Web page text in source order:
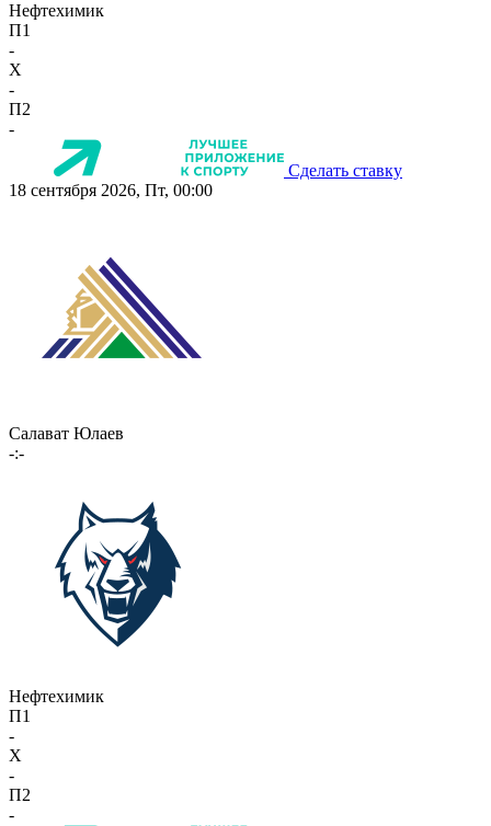
Нефтехимик
П1
-
X
-
П2
-
Сделать ставку
18 сентября 2026, Пт, 00:00
Салават Юлаев
-:-
Нефтехимик
П1
-
X
-
П2
-